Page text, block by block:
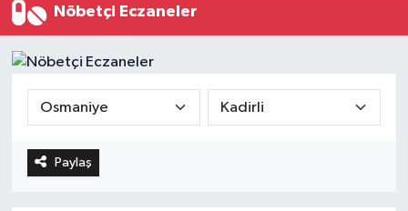
Nöbetçi Eczaneler
Paylaş
Yurttan Haberler
Teknoloji
Sağlık
Rize Trafik Yoğunluk Haritası
Tüm Manşetler
Son Dakika Haberleri